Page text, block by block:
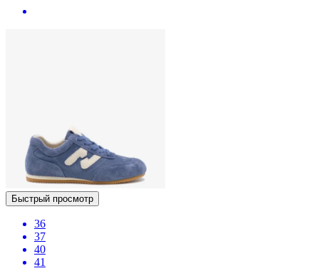
Быстрый просмотр
36
37
40
41